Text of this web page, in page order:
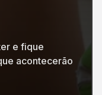
e fique
acontecerão